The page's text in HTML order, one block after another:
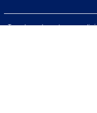
Taux de rendement personnalisé